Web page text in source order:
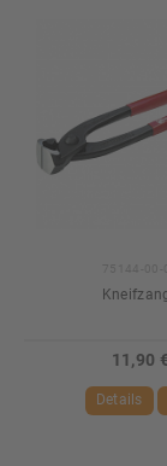
11,90 €
Details